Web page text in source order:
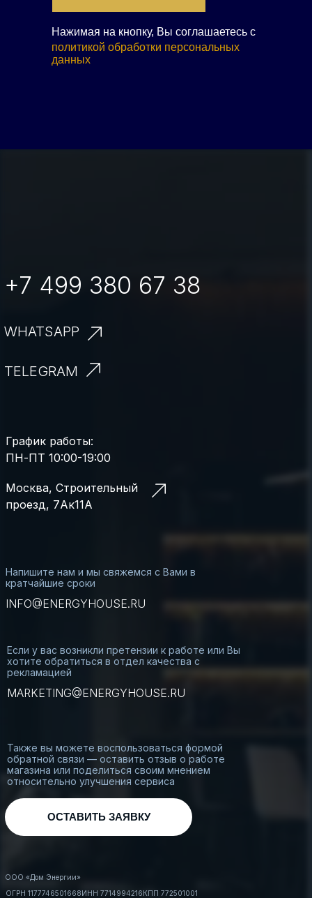
Нажимая на кнопку, Вы соглашаетесь с
политикой обработки персональных
данных
MARKETING@ENERGYHOUSE.RU
INFO@ENERGYHOUSE.RU
+7 499 380 67 38
Москва, Строительный
проезд, 7Ак11А
Также вы можете воспользоваться формой
обратной связи — оставить отзыв о работе
магазина или поделиться своим мнением
относительно улучшения сервиса
Если у вас возникли претензии к работе или Вы
хотите обратиться в отдел качества с
рекламацией
Напишите нам и мы свяжемся с Вами в
кратчайшие сроки
График работы:
ПН-ПТ 10:00-19:00
ОГРН 1177746501668ИНН 7714994216КПП 772501001
ООО «Дом Энергии»
TELEGRAM
WHATSAPP
ОСТАВИТЬ ЗАЯВКУ